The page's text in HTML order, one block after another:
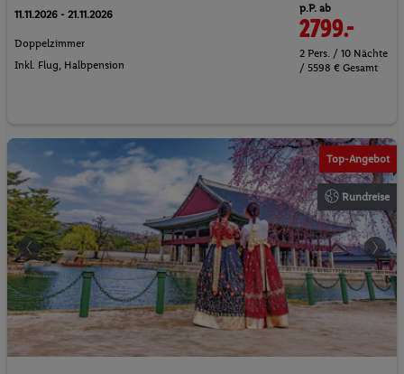
11.11.2026 - 21.11.2026
Doppelzimmer
Inkl. Flug, Halbpension
p.P. ab
2799.-
2 Pers. / 10 Nächte
/ 5598 € Gesamt
Top-Angebot
Rundreise